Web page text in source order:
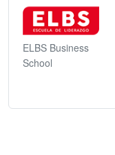
ELBS Business
School